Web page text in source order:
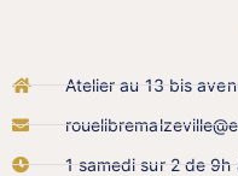
Atelier au 13 bis
1 samedi sur 2 de 9h